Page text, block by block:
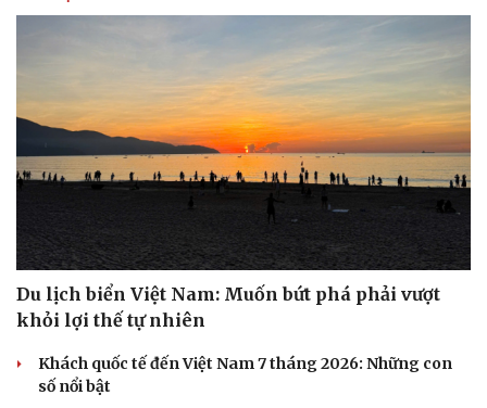
Du lịch biển Việt Nam: Muốn bứt phá phải vượt
khỏi lợi thế tự nhiên
Khách quốc tế đến Việt Nam 7 tháng 2026: Những con
số nổi bật